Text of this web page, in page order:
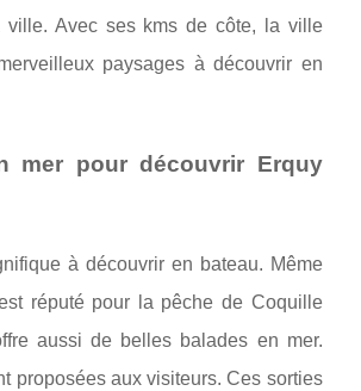
ville. Avec ses kms de côte, la ville
paysages à découvrir en
mer pour découvrir Erquy
à découvrir en bateau. Même
réputé pour la pêche de Coquille
aussi de belles balades en mer.
proposées aux visiteurs. Ces sorties